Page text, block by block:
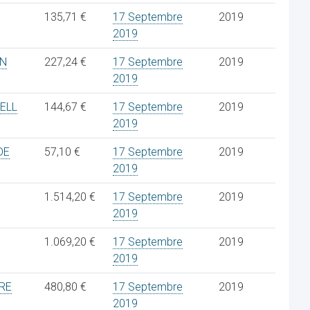
135,71 €
17 Septembre
2019
2019
227,24 €
17 Septembre
2019
2019
144,67 €
17 Septembre
2019
2019
57,10 €
17 Septembre
2019
2019
1.514,20 €
17 Septembre
2019
2019
1.069,20 €
17 Septembre
2019
2019
480,80 €
17 Septembre
2019
2019